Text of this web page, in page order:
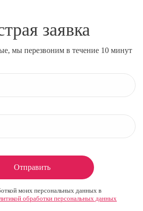
заявка
мы перезвоним в течение 10 минут
Отправить
моих персональных данных в
обработки персональных данных